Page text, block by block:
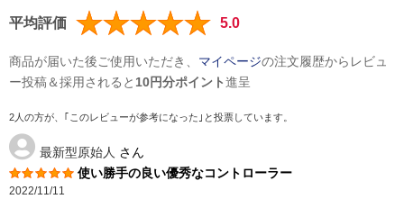
平均評価 5.0
商品が届いた後ご使用いただき、 マイページの注文履歴からレビュ
ー投稿＆採用されると 10円分ポイント進呈
2人の方が、｢このレビューが参考になった｣と投票しています。
最新型原始人 さん
使い勝手の良い優秀なコントローラー
2022/11/11